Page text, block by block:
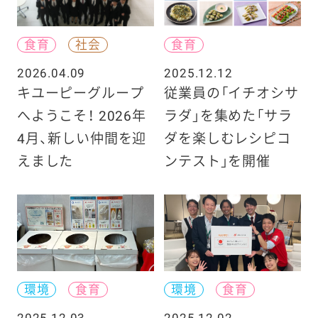
食育
社会
2026.04.09
キユーピーグループ
へようこそ！ 2026年
4月、新しい仲間を迎
えました
食育
2025.12.12
従業員の「イチオシサ
ラダ」を集めた「サラ
ダを楽しむレシピコ
ンテスト」を開催
環境
食育
環境
食育